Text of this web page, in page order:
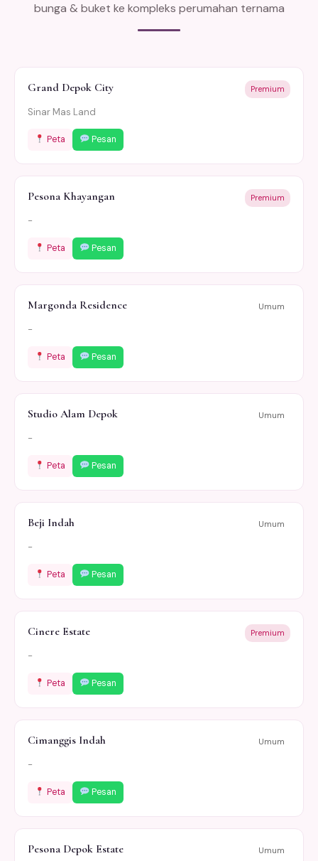
bunga & buket ke kompleks perumahan ternama
Grand Depok City Premium
Sinar Mas Land
Peta Pesan
Pesona Khayangan Premium
-
Peta Pesan
Margonda Residence Umum
-
Peta Pesan
Studio Alam Depok Umum
-
Peta Pesan
Beji Indah Umum
-
Peta Pesan
Cinere Estate Premium
-
Peta Pesan
Cimanggis Indah Umum
-
Peta Pesan
Pesona Depok Estate Umum